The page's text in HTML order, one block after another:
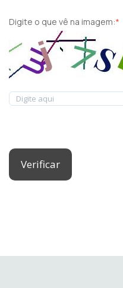
Digite o que vê na imagem:*
Verificar